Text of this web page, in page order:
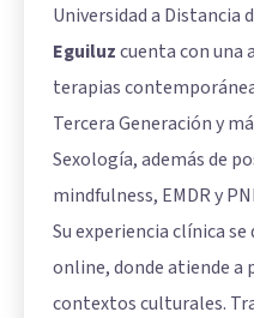
Universidad a Distancia
Eguiluzcuenta con una
terapias
Tercera Generación y
Sexología, además de
mindfulness, EMDR y
Su experiencia clínica
online, donde atiende a
contextos culturales.